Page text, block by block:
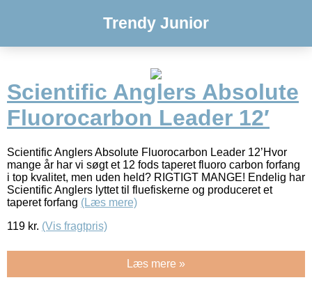
Trendy Junior
Scientific Anglers Absolute
Fluorocarbon Leader 12′
Scientific Anglers Absolute Fluorocarbon Leader 12’Hvor
mange år har vi søgt et 12 fods taperet fluoro carbon forfang
i top kvalitet, men uden held? RIGTIGT MANGE! Endelig har
Scientific Anglers lyttet til fluefiskerne og produceret et
taperet forfang (Læs mere)
119 kr. (Vis fragtpris)
Læs mere »